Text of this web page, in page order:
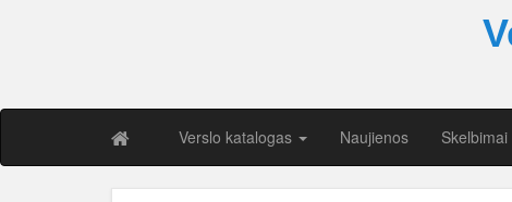
Verslo katalogas Naujienos Skelbimai